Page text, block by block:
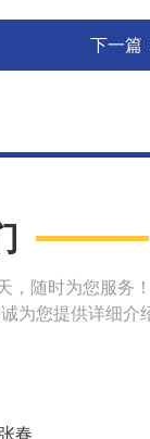
下一篇
，随时为您服务
为您提供详细介
春